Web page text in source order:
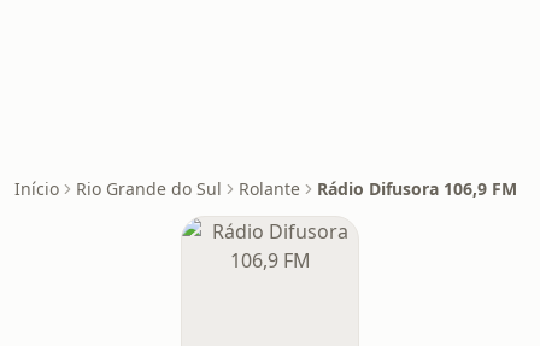
Início Rio Grande do Sul Rolante Rádio Difusora 106,9 FM